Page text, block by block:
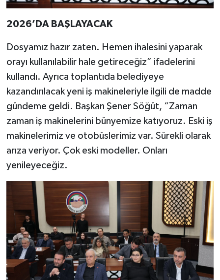
2026’DA BAŞLAYACAK
Dosyamız hazır zaten. Hemen ihalesini yaparak
orayı kullanılabilir hale getireceğiz” ifadelerini
kullandı. Ayrıca toplantıda belediyeye
kazandırılacak yeni iş makineleriyle ilgili de madde
gündeme geldi. Başkan Şener Söğüt, “Zaman
zaman iş makinelerini bünyemize katıyoruz. Eski iş
makinelerimiz ve otobüslerimiz var. Sürekli olarak
arıza veriyor. Çok eski modeller. Onları
yenileyeceğiz.